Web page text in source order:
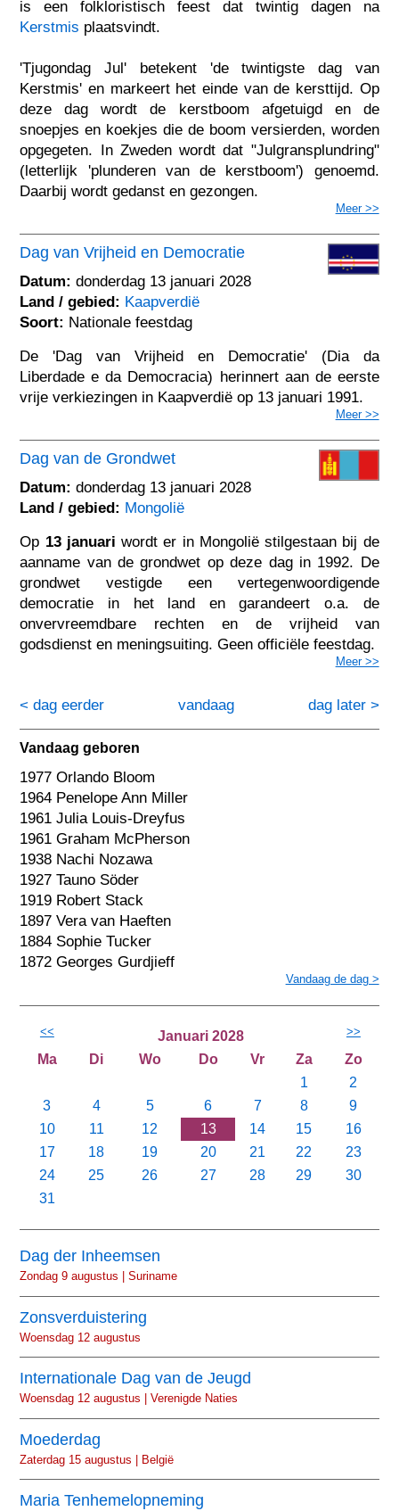
is een folkloristisch feest dat twintig dagen na
Kerstmis plaatsvindt.
'Tjugondag Jul' betekent 'de twintigste dag van
Kerstmis' en markeert het einde van de kersttijd. Op
deze dag wordt de kerstboom afgetuigd en de
snoepjes en koekjes die de boom versierden, worden
opgegeten. In Zweden wordt dat "Julgransplundring"
(letterlijk 'plunderen van de kerstboom') genoemd.
Daarbij wordt gedanst en gezongen.
Meer >>
Dag van Vrijheid en Democratie
Datum: donderdag 13 januari 2028
Land / gebied: Kaapverdië
Soort: Nationale feestdag
De 'Dag van Vrijheid en Democratie' (Dia da
Liberdade e da Democracia) herinnert aan de eerste
vrije verkiezingen in Kaapverdië op 13 januari 1991.
Meer >>
Dag van de Grondwet
Datum: donderdag 13 januari 2028
Land / gebied: Mongolië
Op 13 januari wordt er in Mongolië stilgestaan bij de
aanname van de grondwet op deze dag in 1992. De
grondwet vestigde een vertegenwoordigende
democratie in het land en garandeert o.a. de
onvervreemdbare rechten en de vrijheid van
godsdienst en meningsuiting. Geen officiële feestdag.
Meer >>
< dag eerder dag later >
vandaag
Vandaag geboren
1977 Orlando Bloom
1964 Penelope Ann Miller
1961 Julia Louis-Dreyfus
1961 Graham McPherson
1938 Nachi Nozawa
1927 Tauno Söder
1919 Robert Stack
1897 Vera van Haeften
1884 Sophie Tucker
1872 Georges Gurdjieff
Vandaag de dag >
<< Januari 2028 >>
Ma Di Wo Do Vr Za
Zo
1
2
3
4 5 6 7 8
9
10
11 12 13 14 15
16
17
18 19 20 21 22
23
24
25 26 27 28 29
30
31
Dag der Inheemsen
Zondag 9 augustus | Suriname
Zonsverduistering
Woensdag 12 augustus
Internationale Dag van de Jeugd
Woensdag 12 augustus | Verenigde Naties
Moederdag
Zaterdag 15 augustus | België
Maria Tenhemelopneming